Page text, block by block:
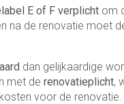
E of F verplicht om
na de renovatie moet
dan gelijkaardige
met de renovatieplicht,
voor de renovatie.